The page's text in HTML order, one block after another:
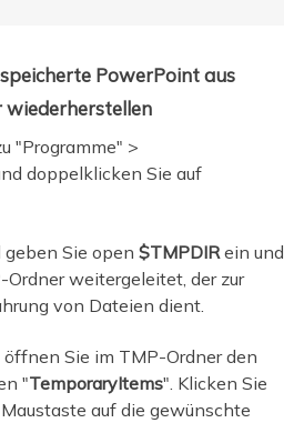
PowerPoint aus
wiederherstellen
"Programme" >
doppelklicken Sie auf
geben Sie open $TMPDIRein und
weitergeleitet, der zur
von Dateien dient.
öffnen Sie im TMP-Ordner den
"TemporaryItems". Klicken Sie
auf die gewünschte